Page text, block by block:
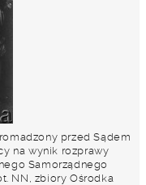
przed Sądem
na wynik rozprawy
Samorządnego
NN, zbiory Ośrodka